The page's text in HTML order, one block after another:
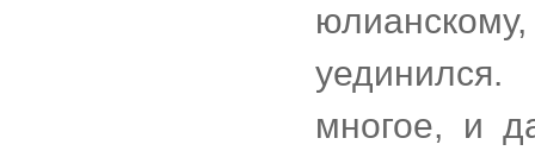
многое, и